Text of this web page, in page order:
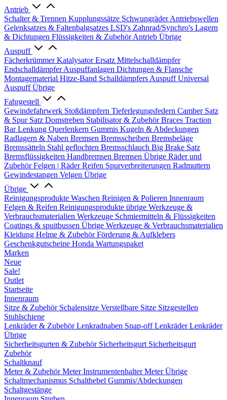
Antrieb
Schalter & Trennen Kupplungssätze SchwungräderAntriebswellen
Gelenksatzes & Faltenbalgsatzes LSD's Zahnrad/Synchro's Lagern
& Dichtungen Flüssigkeiten & ZubehörAntrieb Übrige
Auspuff
FächerkrümmerKatalysator Ersatz Mittelschalldämpfer
EndschalldämpferAuspuffanlagen Dichtungen & Flansche
Montagematerial Hitze-Band Schalldämpfers Auspuff Universal
Auspuff Übrige
Fahrgestell
Gewindefahrwerk Stoßdämpfern Tieferlegungsfedern Camber Satz
& Spur Satz Domstreben Stabilisator & ZubehörBraces Traction
BarLenkung Querlenkern Gummis Kugeln & Abdeckungen
Radlagern & Naben Bremsen Bremsscheiben Bremsbeläge
Bremssätteln Stahl geflochten Bremsschlauch Big Brake Satz
Bremsflüssigkeiten Handbremsen Bremsen Übrige Räder und
ZubehörFelgen | RäderReifen Spurverbreiterungen Radmuttern
Gewindestangen Velgen Übrige
Übrige
Reinigungsprodukte Waschen Reinigen & Polieren Innenraum
Felgen & Reifen Reinigungsprodukte übrige Werkzeuge &
Verbrauchsmaterialien Werkzeuge Schmiermitteln & Flüssigkeiten
Coatings & spuitbussen Übrige Werkzeuge & Verbrauchsmaterialien
Kleidung Helme & ZubehörFörderung & Aufklebers
Geschenkgutscheine Honda Wartungspaket
Marken
Neue
Sale!
Outlet
Startseite
Innenraum
Sitze & Zubehör Schalensitze Verstellbare Sitze Sitzgestellen
Stuhlschiene
Lenkräder & ZubehörLenkradnaben Snap-offLenkräderLenkräder
Übrige
Sicherheitsgurten & Zubehör Sicherheitsgurt Sicherheitsgurt
Zubehör
Schaltknauf
Meter & ZubehörMeterInstrumentenhalterMeter Übrige
Schaltmechanismus Schalthebel Gummis/Abdeckungen
Schaltgestänge